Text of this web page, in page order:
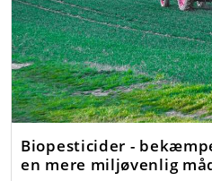
Biopesticider -
en mere miljøvenlig